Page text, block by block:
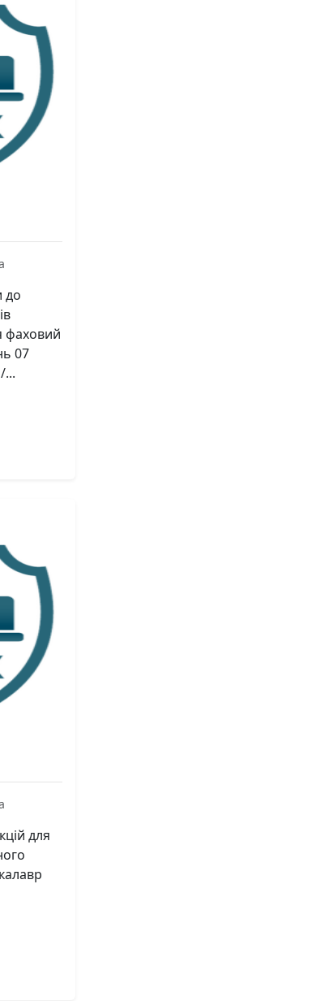
до
фаховий
07
...
для